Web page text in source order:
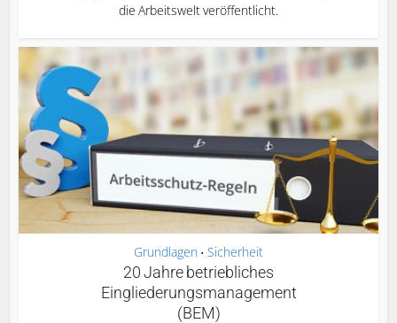
die Arbeitswelt veröffentlicht.
Grundlagen • Sicherheit
20 Jahre betriebliches
Eingliederungsmanagement
(BEM)